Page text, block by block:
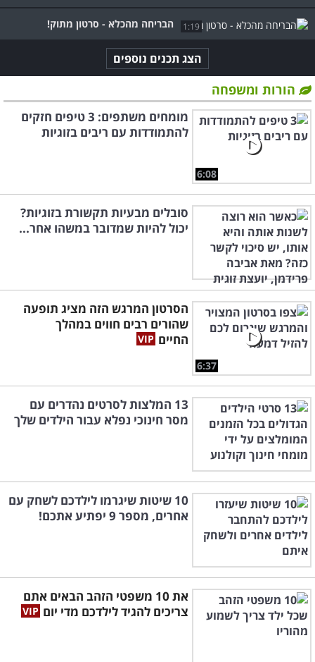
1:19 הבריחה מהכלא - סרטון מתוק!
הצג תכנים נוספים
הורות ומשפחה
6:08
מומחים משתפים: 3 טיפים חזקים
להתמודדות עם ריבים בזוגיות
סובלים מבעיות תקשורת בזוגיות?
יכול להיות שמדובר במשהו אחר...
6:37
הסרטון המרגש הזה מציג תופעה
שהורים רבים חווים במהלך
החיים
13 המלצות לסרטים נהדרים עם
מסר חינוכי נפלא עבור הילדים שלך
10 שיטות שיגרמו לילדכם לשחק עם
אחרים, מספר 9 יפתיע אתכם!
את 10 משפטי הזהב הבאים אתם
צריכים להגיד לילדכם מדי יום